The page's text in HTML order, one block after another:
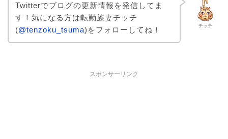
チッチ
Twitterでブログの更新情報を発信してま
す！気になる方は転勤族妻チッチ
(@tenzoku_tsuma)をフォローしてね！
スポンサーリンク